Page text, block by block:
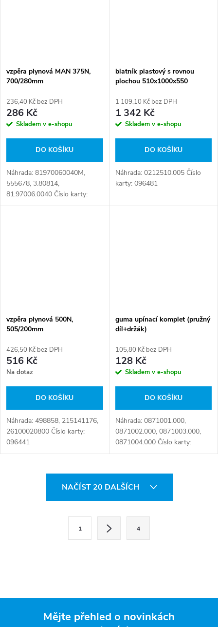
vzpěra plynová MAN 375N,
700/280mm
236,40 Kč bez DPH
286 Kč
Skladem v e-shopu
DO KOŠÍKU
Náhrada: 81970060040M,
555678, 3.80814,
81.97006.0040 Číslo karty:
098706
blatník plastový s rovnou
plochou 510x1000x550
1 109,10 Kč bez DPH
1 342 Kč
Skladem v e-shopu
DO KOŠÍKU
Náhrada: 0212510.005 Číslo
karty: 096481
vzpěra plynová 500N,
505/200mm
426,50 Kč bez DPH
516 Kč
Na dotaz
DO KOŠÍKU
Náhrada: 498858, 215141176,
26100020800 Číslo karty:
096441
guma upínací komplet (pružný
díl+držák)
105,80 Kč bez DPH
128 Kč
Skladem v e-shopu
DO KOŠÍKU
Náhrada: 0871001.000,
0871002.000, 0871003.000,
0871004.000 Číslo karty:
090853
c
NAČÍST 20 DALŠÍCH
1 4
Mějte přehled o novinkách